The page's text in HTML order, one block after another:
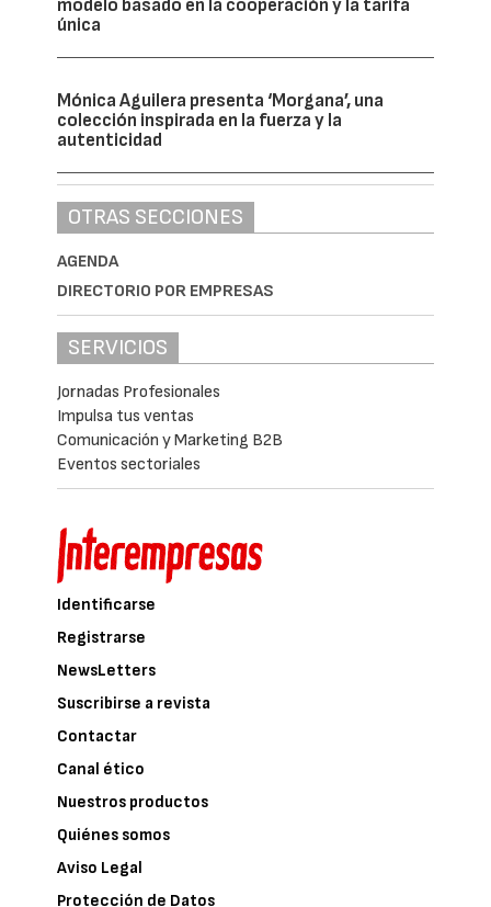
modelo basado en la cooperación y la tarifa
única
Mónica Aguilera presenta ‘Morgana’, una
colección inspirada en la fuerza y la
autenticidad
OTRAS SECCIONES
AGENDA
DIRECTORIO POR EMPRESAS
SERVICIOS
Jornadas Profesionales
Impulsa tus ventas
Comunicación y Marketing B2B
Eventos sectoriales
Identificarse
Registrarse
NewsLetters
Suscribirse a revista
Contactar
Canal ético
Nuestros productos
Quiénes somos
Aviso Legal
Protección de Datos